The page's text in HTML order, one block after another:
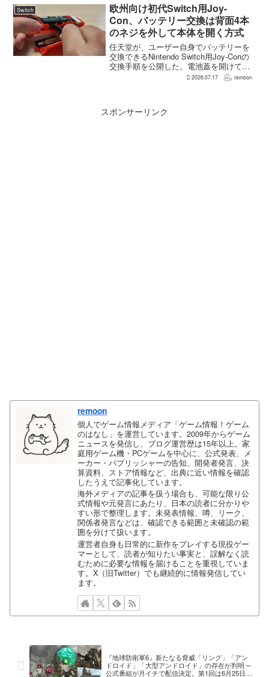
が高くなる補正がかかる。前作『ドラゴ
ンクエストモンスターズ...
Switch
欧州向け初代Switch用Joy-
Con、バッテリー交換は背面4本
のネジを外して本体を開く方式
任天堂が、ユーザー自身でバッテリーを
交換できるNintendo Switch用Joy-Conの
交換手順を公開した。電池蓋を開けて入
れ替える方式ではなく、背面のネジ4本を
2026.07.17 remoon
スポンサーリンク
remoon
個人でゲーム情報メディア「ゲーム情報！ゲーム
のはなし」を運営しています。2009年からゲーム
ニュースを発信し、ブログ運営歴は15年以上。家
庭用ゲーム機・PCゲームを中心に、公式発表、メ
ーカー・パブリッシャーの告知、開発者発言、決
算資料、ストア情報など、出典に近い情報を確認
したうえで記事化しています。
海外メディアの記事を扱う場合も、可能な限り公
式情報や元発言にあたり、日本の読者に分かりや
すい形で整理します。未発表情報、噂、リーク、
関係者発言などは、確認できる範囲と未確認の範
囲を分けて扱います。
運営者自身も日常的に新作をプレイする現役ゲー
マーとして、読者が知りたい事実と、誤解なく読
むために必要な情報を届けることを重視していま
す。X（旧Twitter）でも継続的に情報発信してい
ます。
『地球防衛軍6』新たなる脅威「リング」「アン
ドロイド」「大型アンドロイド」の存在が判明 ─
公式番組が月イチで配信決定。第1回は6月25日21